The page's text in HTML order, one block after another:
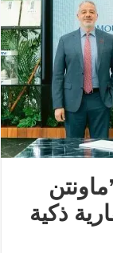
ذكية